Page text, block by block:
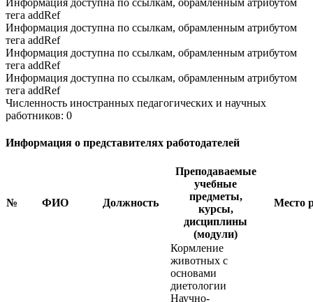
Информация доступна по ссылкам, обрамленным атрибутом
тега addRef
Информация доступна по ссылкам, обрамленным атрибутом
тега addRef
Информация доступна по ссылкам, обрамленным атрибутом
тега addRef
Информация доступна по ссылкам, обрамленным атрибутом
тега addRef
Численность иностранных педагогических и научных
работников: 0
Информация о представителях работодателей
№ ФИО Должность
Преподаваемые
учебные
предметы,
курсы,
дисциплины
(модули)
Место
Кормление
животных с
основами
диетологии
Научно-